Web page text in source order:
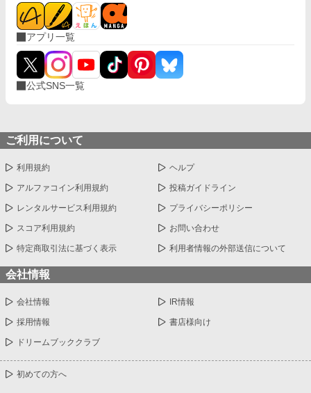
アプリ一覧
公式SNS一覧
ご利用について
利用規約 ヘルプ
アルファコイン利用規約 投稿ガイドライン
レンタルサービス利用規約 プライバシーポリシー
スコア利用規約 お問い合わせ
特定商取引法に基づく表示 利用者情報の外部送信について
会社情報
会社情報 IR情報
採用情報 書店様向け
ドリームブッククラブ
初めての方へ